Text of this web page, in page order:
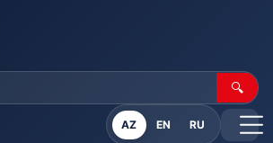
🔍
AZ EN RU